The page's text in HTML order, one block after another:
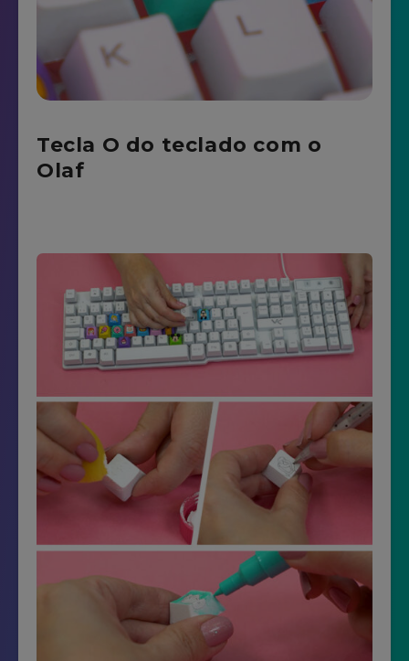
Tecla O do teclado com o
Olaf